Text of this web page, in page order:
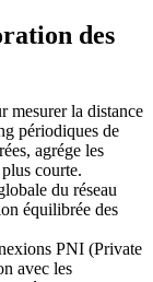
des
mesurer la distance
périodiques de
agrége les
courte.
du réseau
équilibrée des
PNI (Private
avec les